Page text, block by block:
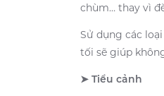
chùm… thay vì
Sử dụng các
tối sẽ giúp
➤ Tiểu cảnh